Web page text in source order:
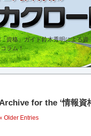
資格」ガイド鈴木秀明による資
ラム！
Archive for the ‘情報資
Older Entries